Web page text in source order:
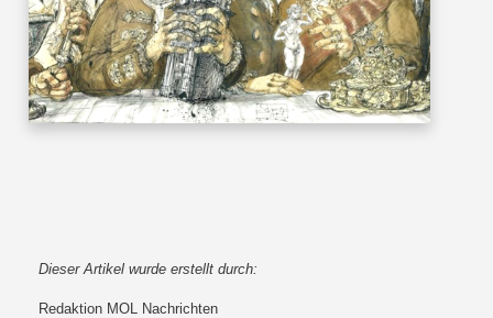
Dieser Artikel wurde erstellt durch:
Redaktion MOL Nachrichten